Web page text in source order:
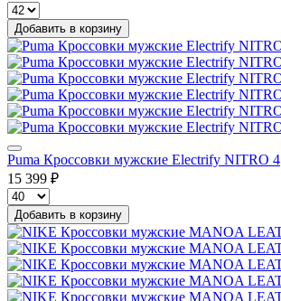
Добавить в корзину
Puma Кроссовки мужские Electrify NITRO 4
15 399 ₽
Добавить в корзину